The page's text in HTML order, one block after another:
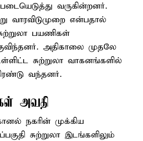
வருகின்றனர்.
வாரவிடுமுறை என்பதால்
பயணிகள்
அதிகாலை முதலே
சுற்றுலா வாகனங்களில்
வந்தனர்.
அவதி
நகரின் முக்கிய
சுற்றுலா இடங்களிலும்